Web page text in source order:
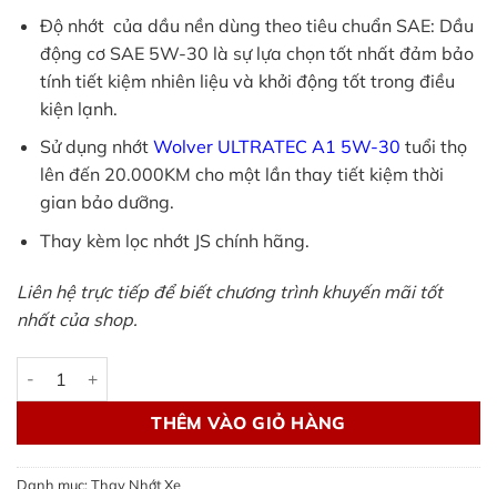
Độ nhớt của dầu nền dùng theo tiêu chuẩn SAE: Dầu
động cơ SAE 5W-30 là sự lựa chọn tốt nhất đảm bảo
tính tiết kiệm nhiên liệu và khởi động tốt trong điều
kiện lạnh.
Sử dụng nhớt Wolver ULTRATEC A1 5W-30 tuổi thọ
lên đến 20.000KM cho một lần thay tiết kiệm thời
gian bảo dưỡng.
Thay kèm lọc nhớt JS chính hãng.
Liên hệ trực tiếp để biết chương trình khuyến mãi tốt
nhất của shop.
THÊM VÀO GIỎ HÀNG
Danh mục: Thay Nhớt Xe